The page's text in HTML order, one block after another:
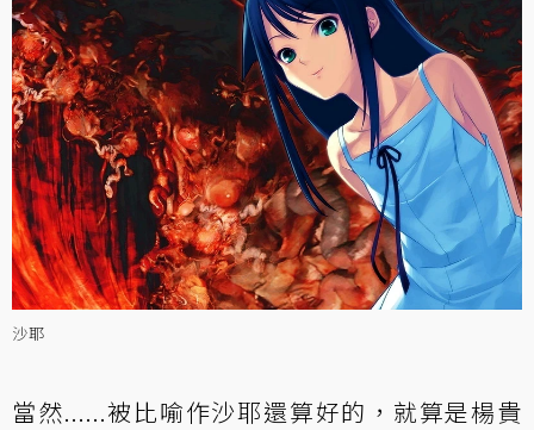
沙耶
當然......被比喻作沙耶還算好的，就算是楊貴